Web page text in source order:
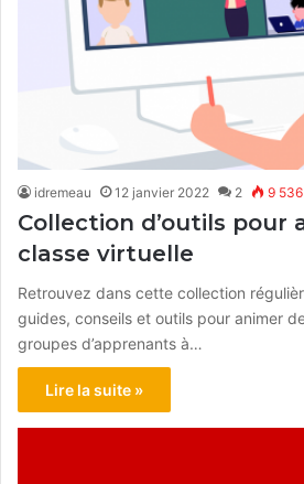
idremeau 12 janvier 2022 2 9 536
Collection d’outils pour
classe virtuelle
Retrouvez dans cette collection
guides, conseils et outils pour animer
groupes d’apprenants à…
Lire la suite »